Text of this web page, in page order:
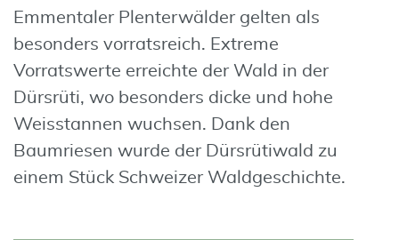
Emmentaler Plenterwälder gelten als
besonders vorratsreich. Extreme
Vorratswerte erreichte der Wald in der
Dürsrüti, wo besonders dicke und hohe
Weisstannen wuchsen. Dank den
Baumriesen wurde der Dürsrütiwald zu
einem Stück Schweizer Waldgeschichte.